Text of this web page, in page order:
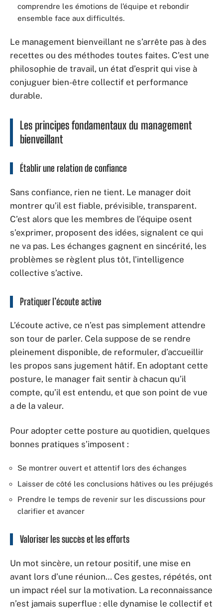
comprendre les émotions de l’équipe et rebondir
ensemble face aux difficultés.
Le management bienveillant ne s’arrête pas à des
recettes ou des méthodes toutes faites. C’est une
philosophie de travail, un état d’esprit qui vise à
conjuguer bien-être collectif et performance
durable.
Les principes fondamentaux du management
bienveillant
Établir une relation de confiance
Sans confiance, rien ne tient. Le manager doit
montrer qu’il est fiable, prévisible, transparent.
C’est alors que les membres de l’équipe osent
s’exprimer, proposent des idées, signalent ce qui
ne va pas. Les échanges gagnent en sincérité, les
problèmes se règlent plus tôt, l’intelligence
collective s’active.
Pratiquer l’écoute active
L’écoute active, ce n’est pas simplement attendre
son tour de parler. Cela suppose de se rendre
pleinement disponible, de reformuler, d’accueillir
les propos sans jugement hâtif. En adoptant cette
posture, le manager fait sentir à chacun qu’il
compte, qu’il est entendu, et que son point de vue
a de la valeur.
Pour adopter cette posture au quotidien, quelques
bonnes pratiques s’imposent :
Se montrer ouvert et attentif lors des échanges
Laisser de côté les conclusions hâtives ou les préjugés
Prendre le temps de revenir sur les discussions pour
clarifier et avancer
Valoriser les succès et les efforts
Un mot sincère, un retour positif, une mise en
avant lors d’une réunion… Ces gestes, répétés, ont
un impact réel sur la motivation. La reconnaissance
n’est jamais superflue : elle dynamise le collectif et